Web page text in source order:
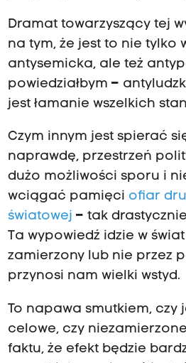
Dramat towarzyszący tej
na tym, że jest to nie tylko
antysemicka, ale też
powiedziałbym –
jest łamanie wszelkich
Czym innym jest spierać
naprawdę, przestrzeń
dużo możliwości sporu i
wciągać pamięci ofiar
światowej – tak
Ta wypowiedź idzie w
zamierzony lub nie przez
przynosi nam wielki wstyd.
To napawa smutkiem, czy
celowe, czy
faktu, że efekt będzie